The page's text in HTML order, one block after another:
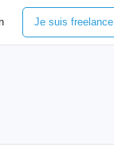
Je suis freelance